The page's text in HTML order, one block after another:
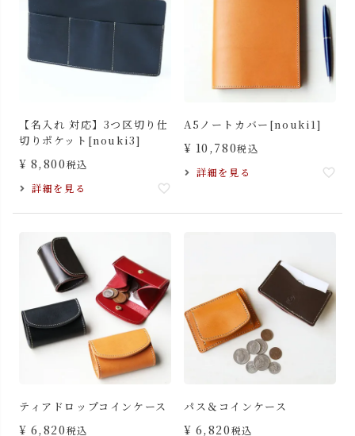
【名入れ 対応】3つ区切り仕
切りポケット[nouki3]
¥ 8,800税込
詳細を見る
A5ノートカバー[nouki1]
¥ 10,780税込
詳細を見る
ティアドロップコインケース
¥ 6,820税込
パス＆コインケース
¥ 6,820税込